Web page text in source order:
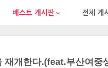
베스트 게시판  전체 게
재개한다.(feat.부산여중